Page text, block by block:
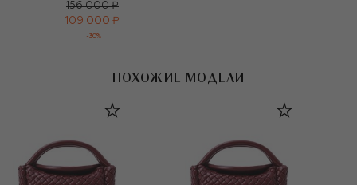
156 000 ₽
109 000 ₽
-30%
ПОХОЖИЕ МОДЕЛИ